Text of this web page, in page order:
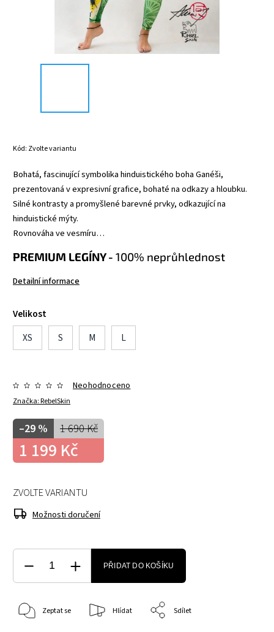
Kód: Zvolte variantu
Bohatá, fascinující symbolika hinduistického boha Ganéši,
prezentovaná v expresivní grafice, bohaté na odkazy a hloubku.
Silné kontrasty a promyšlené barevné prvky, odkazující na
hinduistické mýty.
Rovnováha ve vesmíru…
PREMIUM LEGÍNY - 100% neprůhlednost
Detailní informace
Velikost
XS
S M L
Značka:RebelSkin
Neohodnoceno
1 690 Kč
–29 %
1 199 Kč
ZVOLTE VARIANTU
Možnosti doručení
PŘIDAT DO KOŠÍKU
Zeptat se Hlídat Sdílet